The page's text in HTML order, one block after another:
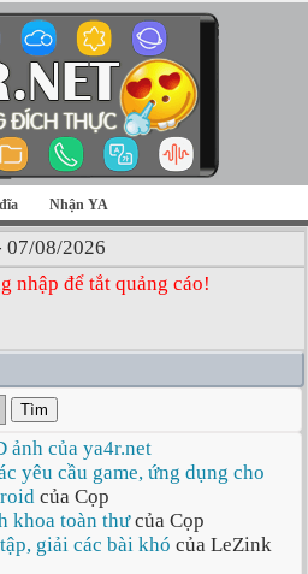
Nhận YA
07/08/2026
nhập để tắt quảng cáo!
Tìm
ảnh của ya4r.net
yêu cầu game, ứng dụng cho
của Cọp
khoa toàn thưcủa Cọp
giải các bài khó của LeZink